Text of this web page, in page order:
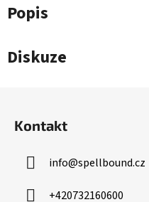
Popis
Diskuze
Kontakt
info@spellbound.cz
+420732160600